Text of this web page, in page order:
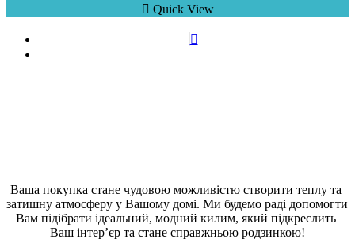
Quick View
Ваша покупка стане чудовою можливістю створити теплу та
затишну атмосферу у Вашому домі. Ми будемо раді допомогти
Вам підібрати ідеальний, модний килим, який підкреслить
Ваш інтер’єр та стане справжньою родзинкою!